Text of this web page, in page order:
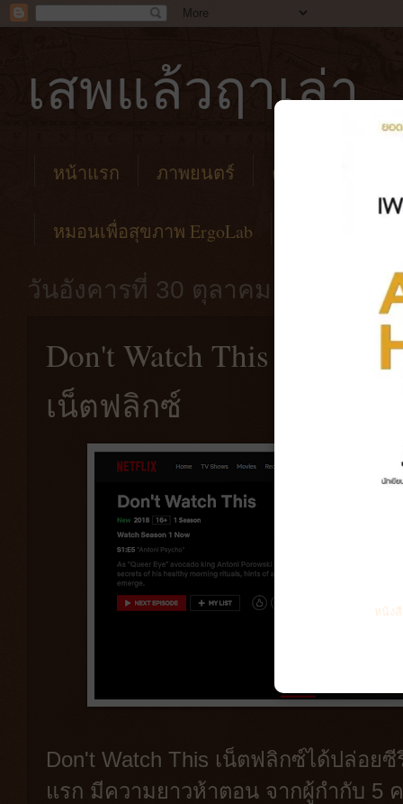
เสพแล้วฤาเล่า
หน้าแรก ภาพยนตร์ คาเฟ่
หมอนเพื่อสุขภาพ ErgoLab
วันอังคารที่ 30 ตุลาคม พ.ศ. 2561
Don't Watch This เรื่องสั้
เน็ตฟลิกซ์
Don't Watch This เน็ตฟลิกซ์ได้ปล่อย
แรก มีความยาวห้าตอน จากผู้กำกับ 5
หนัง